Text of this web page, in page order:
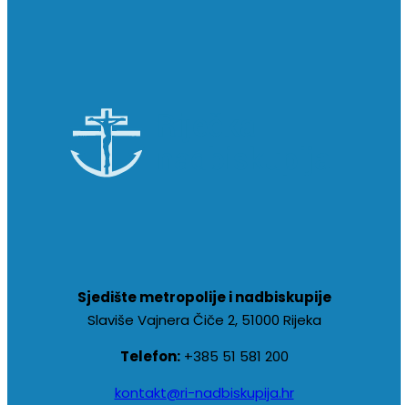
Sjedište metropolije i nadbiskupije
Slaviše Vajnera Čiče 2, 51000 Rijeka
Telefon:+385 51 581 200
kontakt@ri-nadbiskupija.hr